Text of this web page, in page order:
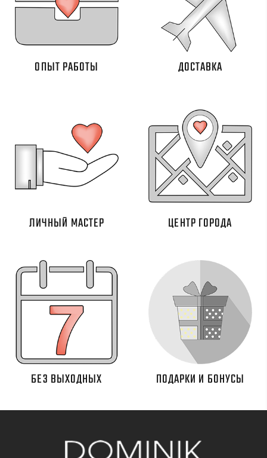
ОПЫТ РАБОТЫ ДОСТАВКА
ЛИЧНЫЙ МАСТЕР ЦЕНТР ГОРОДА
БЕЗ ВЫХОДНЫХ ПОДАРКИ И БОНУСЫ